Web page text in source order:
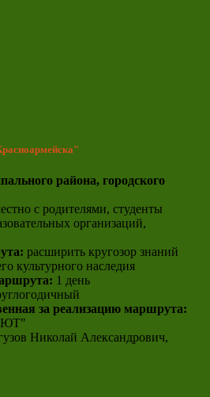
района, городского
с родителями, студенты
организаций,
расширить кругозор знаний
культурного наследия
1 день
за реализацию маршрута:
Николай Александрович,